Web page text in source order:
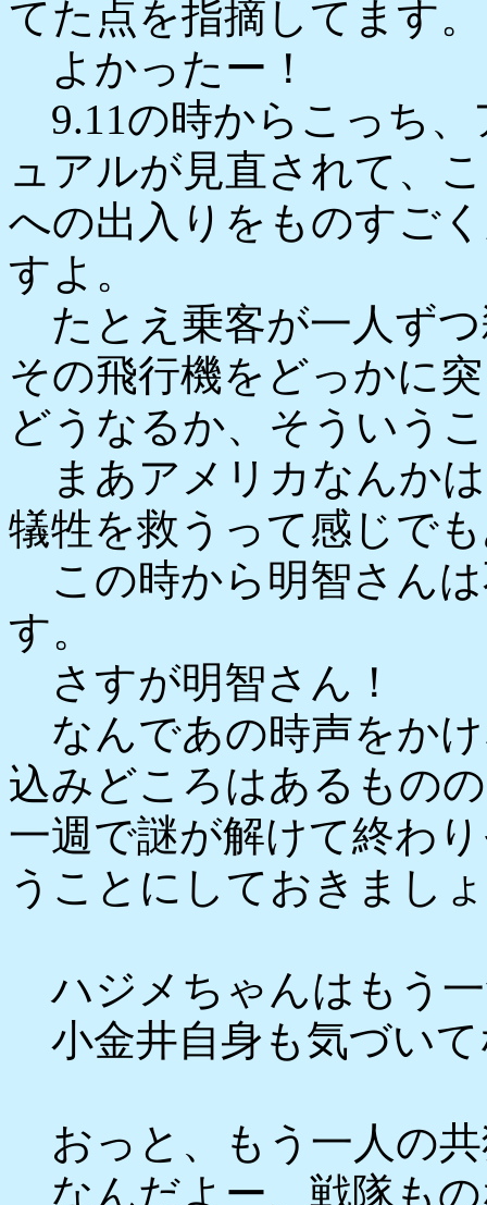
てた点を指摘してます。
よかったー！
9.11の時からこっち、
ュアルが見直されて、
への出入りをものすご
すよ。
たとえ乗客が一人ず
その飛行機をどっかに
どうなるか、そういう
まあアメリカなんか
犠牲を救うって感じで
この時から明智さん
す。
さすが明智さん！
なんであの時声をか
込みどころはあるもの
一週で謎が解けて終わ
うことにしておきまし
ハジメちゃんはもう
小金井自身も気づい
おっと、もう一人の
なんだよー、戦隊も